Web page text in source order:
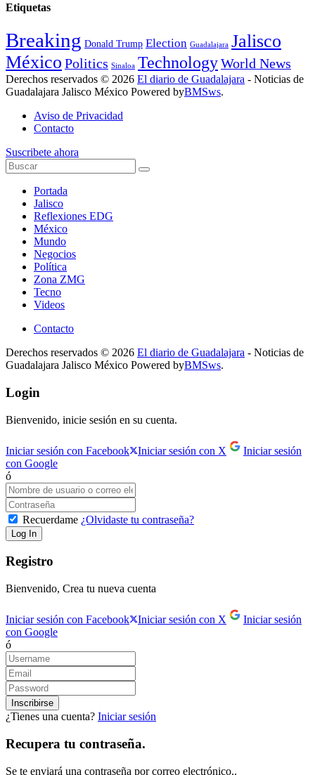
Etiquetas
Breaking Donald Trump Election Guadalajara Jalisco
México Politics Sinaloa TechnologyWorld News
Derechos reservados © 2026 El diario de Guadalajara - Noticias de
Guadalajara Jalisco México Powered byBMSws.
Aviso de Privacidad
Contacto
Suscribete ahora
Portada
Jalisco
Reflexiones EDG
México
Mundo
Negocios
Política
Zona ZMG
Tecno
Videos
Contacto
Derechos reservados © 2026 El diario de Guadalajara - Noticias de
Guadalajara Jalisco México Powered byBMSws.
Login
Bienvenido, inicie sesión en su cuenta.
Iniciar sesión con Facebook Iniciar sesión con X
Iniciar sesión
con Google
ó
Recuerdame ¿Olvidaste tu contraseña?
Registro
Bienvenido, Crea tu nueva cuenta
Iniciar sesión con Facebook Iniciar sesión con X
Iniciar sesión
con Google
ó
¿Tienes una cuenta? Iniciar sesión
Recupera tu contraseña.
Se te enviará una contraseña por correo electrónico..